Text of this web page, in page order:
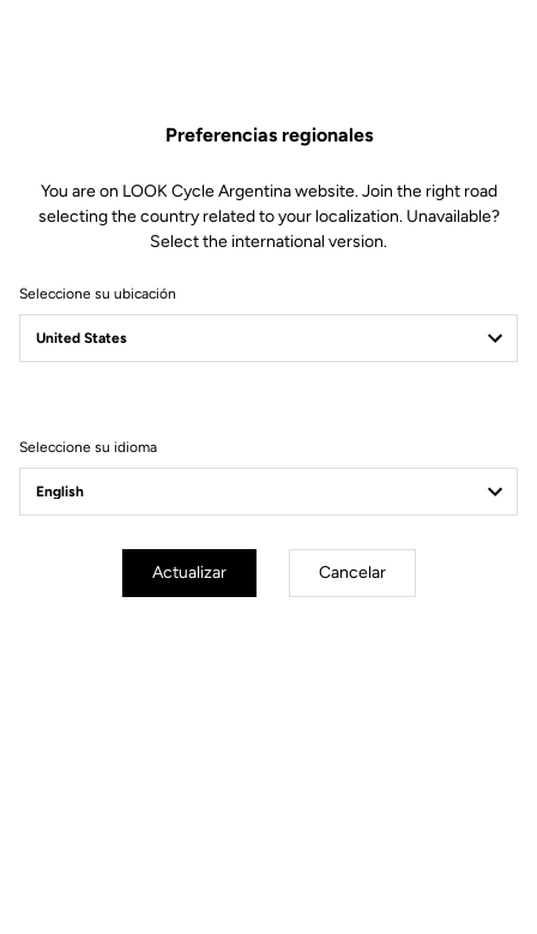
Race
Preferencias regionales
You are on LOOK Cycle Argentina website. Join the right road
selecting the country related to your localization. Unavailable?
Select the international version.
Seleccione su ubicación
Seleccione su idioma
Actualizar Cancelar